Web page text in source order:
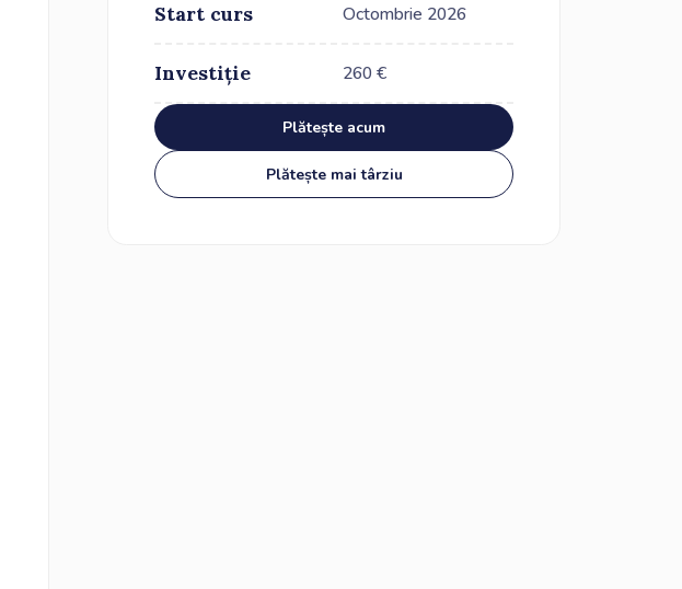
Start curs Octombrie 2026
Investiție 260 €
Plătește acum
Plătește mai târziu